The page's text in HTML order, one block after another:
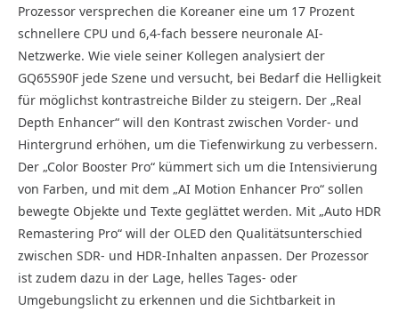
Prozessor versprechen die Koreaner eine um 17 Prozent
schnellere CPU und 6,4-fach bessere neuronale AI-
Netzwerke. Wie viele seiner Kollegen analysiert der
GQ65S90F jede Szene und versucht, bei Bedarf die Helligkeit
für möglichst kontrastreiche Bilder zu steigern. Der „Real
Depth Enhancer“ will den Kontrast zwischen Vorder- und
Hintergrund erhöhen, um die Tiefenwirkung zu verbessern.
Der „Color Booster Pro“ kümmert sich um die Intensivierung
von Farben, und mit dem „AI Motion Enhancer Pro“ sollen
bewegte Objekte und Texte geglättet werden. Mit „Auto HDR
Remastering Pro“ will der OLED den Qualitätsunterschied
zwischen SDR- und HDR-Inhalten anpassen. Der Prozessor
ist zudem dazu in der Lage, helles Tages- oder
Umgebungslicht zu erkennen und die Sichtbarkeit in